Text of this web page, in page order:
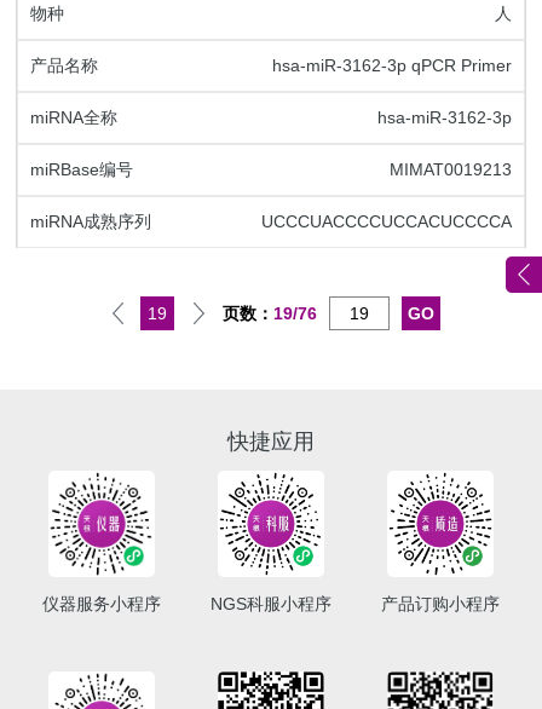
人
hsa-miR-3162-3p qPCR Primer
hsa-miR-3162-3p
MIMAT0019213
UCCCUACCCCUCCACUCCCCA
19 页数：19/76
快捷应用
仪器服务小程序 NGS科服小程序 产品订购小程序